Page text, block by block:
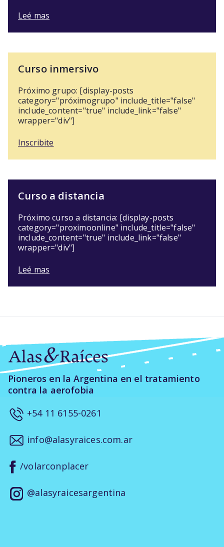
Leé mas
Curso inmersivo
Próximo grupo: [display-posts
category="próximogrupo" include_title="false"
include_content="true" include_link="false"
wrapper="div"]
Inscribite
Curso a distancia
Próximo curso a distancia: [display-posts
category="proximoonline" include_title="false"
include_content="true" include_link="false"
wrapper="div"]
Leé mas
Pioneros en la Argentina en el tratamiento
contra la aerofobia
+54 11 6155-0261
info@alasyraices.com.ar
/volarconplacer
@alasyraicesargentina